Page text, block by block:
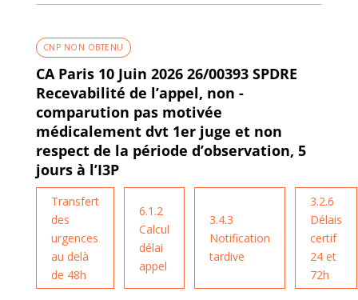
CNP NON OBTENU
CA Paris 10 Juin 2026 26/00393 SPDRE
Recevabilité de l’appel, non -
comparution pas motivée
médicalement dvt 1er juge et non
respect de la période d’observation, 5
jours à l’I3P
Transfert
des
urgences
au delà
de 48h
6.1.2
Calcul
délai
appel
3.4.3
Notification
tardive
3.2.6
Délais
certif
24 et
72h